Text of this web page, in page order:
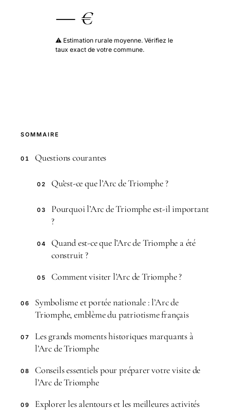
— €
⚠️ Estimation rurale moyenne. Vérifiez le
taux exact de votre commune.
SOMMAIRE
01 Questions courantes
02 Qu’est-ce que l’Arc de Triomphe ?
03
Pourquoi l’Arc de Triomphe est-il important
?
04
Quand est-ce que l’Arc de Triomphe a été
construit ?
05 Comment visiter l’Arc de Triomphe ?
06
Symbolisme et portée nationale : l’Arc de
Triomphe, emblème du patriotisme français
07
Les grands moments historiques marquants à
l’Arc de Triomphe
08
Conseils essentiels pour préparer votre visite de
l’Arc de Triomphe
09
Explorer les alentours et les meilleures activités